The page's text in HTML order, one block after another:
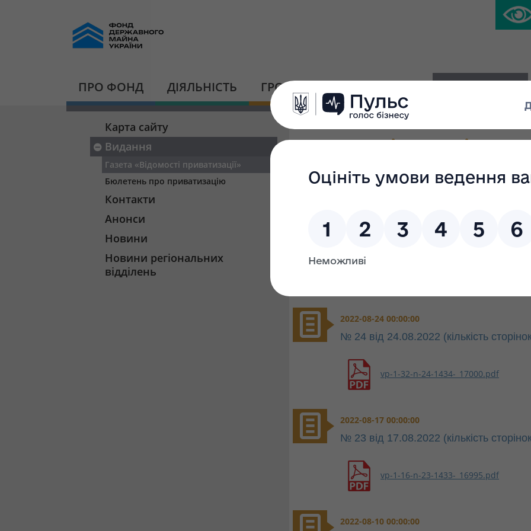
ПРО ФОНД ДІЯЛЬНІСТЬ ГРОМАДСЬКА ПЛАТФОРМА
Карта сайту
Видання
Газета «Відомості приватизації»
Бюлетень про приватизацію
Контакти
Анонси
Новини
Новини регіональних
відділень
Газета «Відомості
Фільтр пошуку
2022-08-24 00:00:00
№ 24 від 24.08.2022 (кількість
vp-1-32-n-24-1434-_17000.pdf
2022-08-17 00:00:00
№ 23 від 17.08.2022 (кількість
vp-1-16-n-23-1433-_16995.pdf
2022-08-10 00:00:00